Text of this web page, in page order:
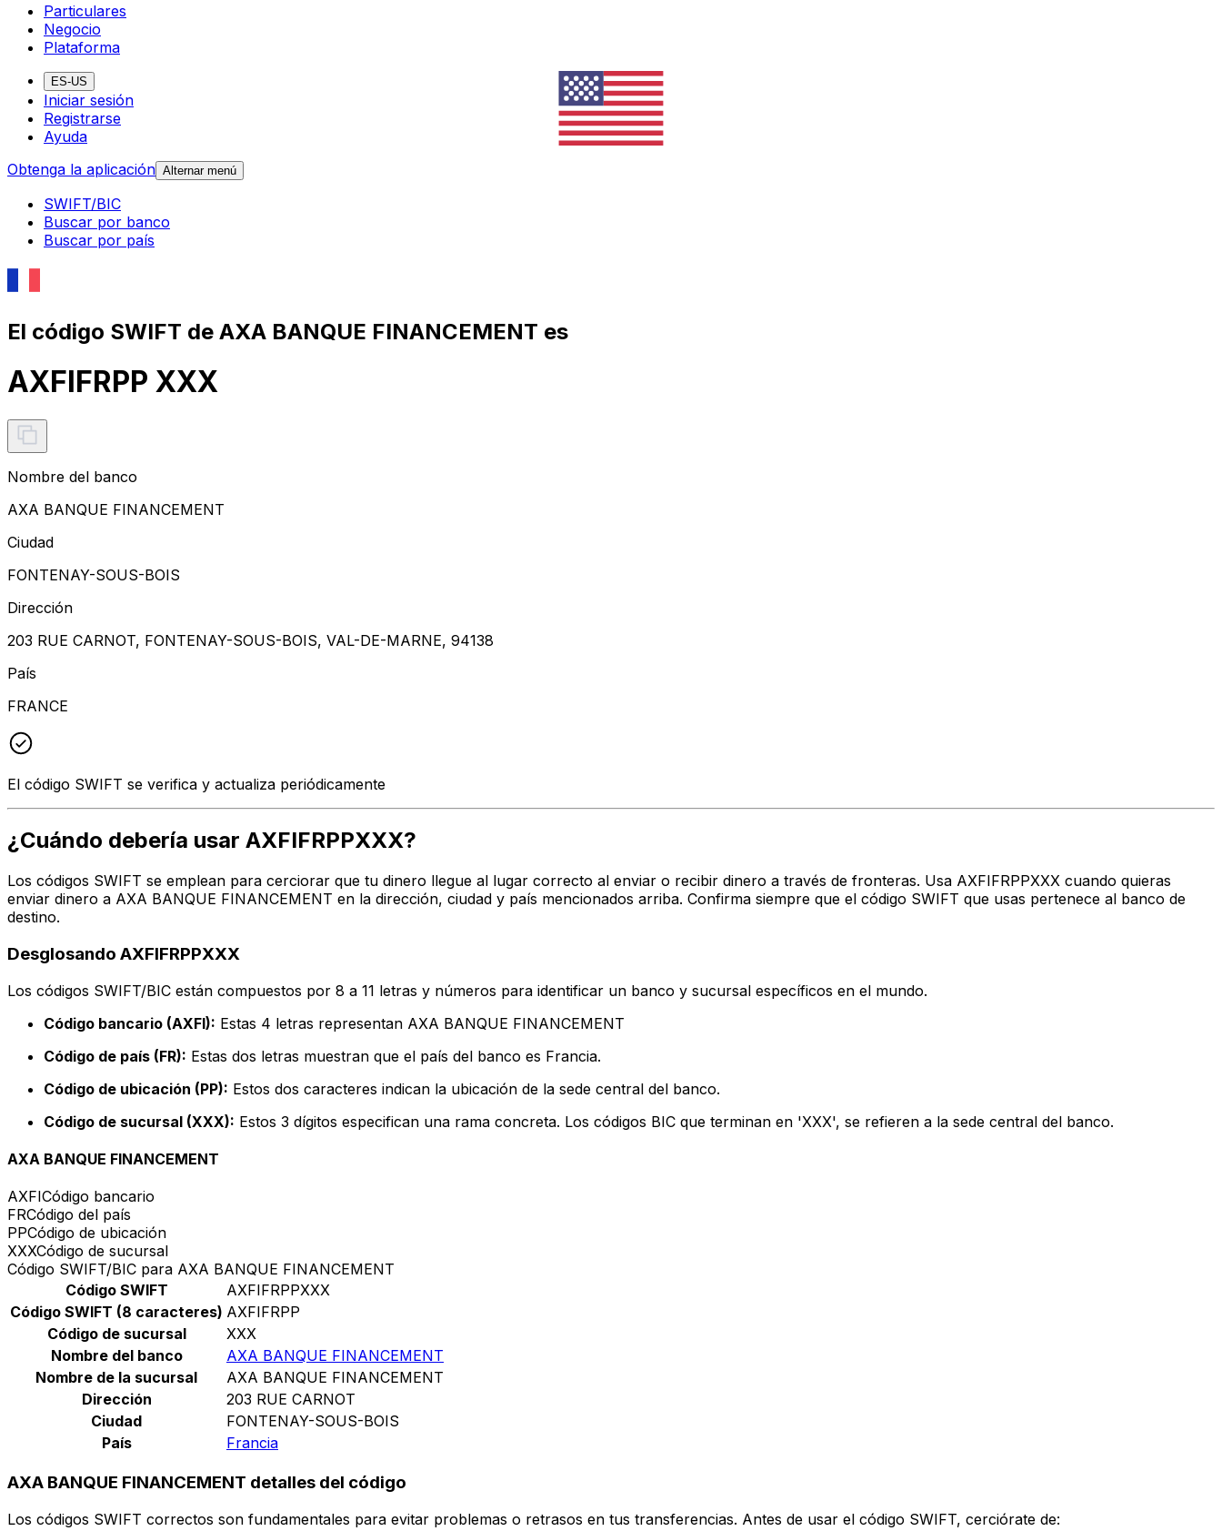
Particulares
Negocio
Plataforma
ES-US
Iniciar sesión
Registrarse
Ayuda
Obtenga la aplicación Alternar menú
SWIFT/BIC
Buscar por banco
Buscar por país
El código SWIFT de AXA BANQUE FINANCEMENT es
AXFIFRPP XXX
Nombre del banco
AXA BANQUE FINANCEMENT
Ciudad
FONTENAY-SOUS-BOIS
Dirección
203 RUE CARNOT, FONTENAY-SOUS-BOIS, VAL-DE-MARNE, 94138
País
FRANCE
El código SWIFT se verifica y actualiza periódicamente
¿Cuándo debería usar AXFIFRPPXXX?
Los códigos SWIFT se emplean para cerciorar que tu dinero llegue al lugar correcto al enviar o recibir dinero a través de fronteras. Usa AXFIFRPPXXX cuando quieras
enviar dinero a AXA BANQUE FINANCEMENT en la dirección, ciudad y país mencionados arriba. Confirma siempre que el código SWIFT que usas pertenece al banco de
destino.
Desglosando AXFIFRPPXXX
Los códigos SWIFT/BIC están compuestos por 8 a 11 letras y números para identificar un banco y sucursal específicos en el mundo.
Código bancario (AXFI): Estas 4 letras representan AXA BANQUE FINANCEMENT
Código de país (FR): Estas dos letras muestran que el país del banco es Francia.
Código de ubicación (PP): Estos dos caracteres indican la ubicación de la sede central del banco.
Código de sucursal (XXX): Estos 3 dígitos especifican una rama concreta. Los códigos BIC que terminan en 'XXX', se refieren a la sede central del banco.
AXA BANQUE FINANCEMENT
AXFICódigo bancario
FRCódigo del país
PPCódigo de ubicación
XXXCódigo de sucursal
Código SWIFT/BIC para AXA BANQUE FINANCEMENT
Código SWIFT
AXFIFRPPXXX
Código SWIFT (8 caracteres) AXFIFRPP
Código de sucursal
XXX
Nombre del banco
AXA BANQUE FINANCEMENT
Nombre de la sucursal
AXA BANQUE FINANCEMENT
Dirección
203 RUE CARNOT
Ciudad
FONTENAY-SOUS-BOIS
País
Francia
AXA BANQUE FINANCEMENT detalles del código
Los códigos SWIFT correctos son fundamentales para evitar problemas o retrasos en tus transferencias. Antes de usar el código SWIFT, cerciórate de: